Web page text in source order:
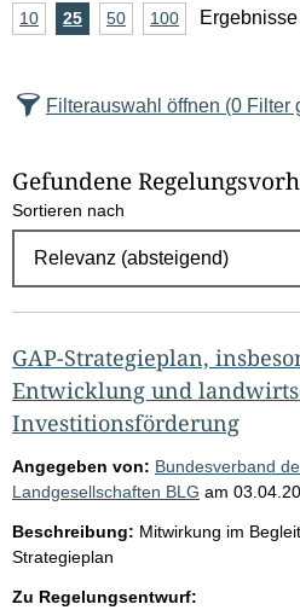
zurück
vor
A
z
l
E
g
e
b
n
i
s
s
e
p
r
10Ergebnisse
25Ergebnisse
50Ergebnisse
100Ergebnisse
Filterauswahl öffnen (0 Filter
Gefundene
Sortieren nach
GAP-Strategieplan,
Entwicklung und
Investitionsförderung
Angegeben von: Bundesverband
Landgesellschaften BLG am
Beschreibung: Mitwirkung im
Strategieplan
Zu Regelungsentwurf: